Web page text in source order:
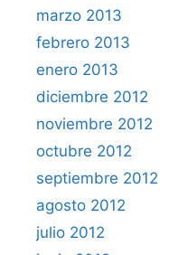
marzo 2013
febrero 2013
enero 2013
diciembre 2012
noviembre 2012
octubre 2012
septiembre 2012
agosto 2012
julio 2012